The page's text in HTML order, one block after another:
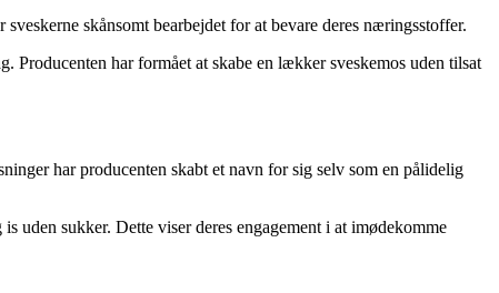
skånsomt bearbejdet for at bevare deres næringsstoffer.
har formået at skabe en lækker sveskemos uden tilsat
har producenten skabt et navn for sig selv som en pålidelig
uden sukker. Dette viser deres engagement i at imødekomme